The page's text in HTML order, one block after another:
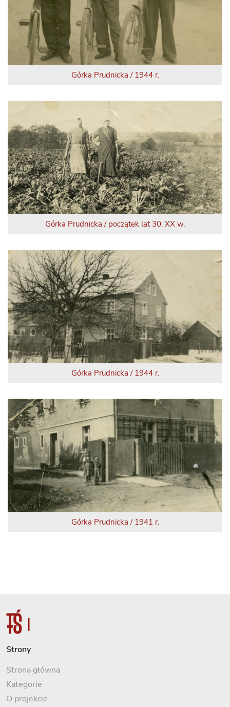
Górka Prudnicka / 1944 r.
Górka Prudnicka / początek lat 30. XX w.
Górka Prudnicka / 1944 r.
Górka Prudnicka / 1941 r.
Strony
Strona główna
Kategorie
O projekcie